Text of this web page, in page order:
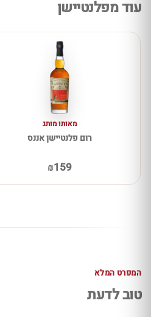
עוד מפלנטיישן
מאותו מותג
רום פלנטיישן אננס
₪159
המפרט המלא
טוב לדעת